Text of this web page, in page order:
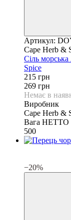
Артикул:
Cape Herb &
Сіль
Spice
215 грн
269 грн
Немає в
Виробник
Cape Herb &
Вага НЕТТО
500
−20%